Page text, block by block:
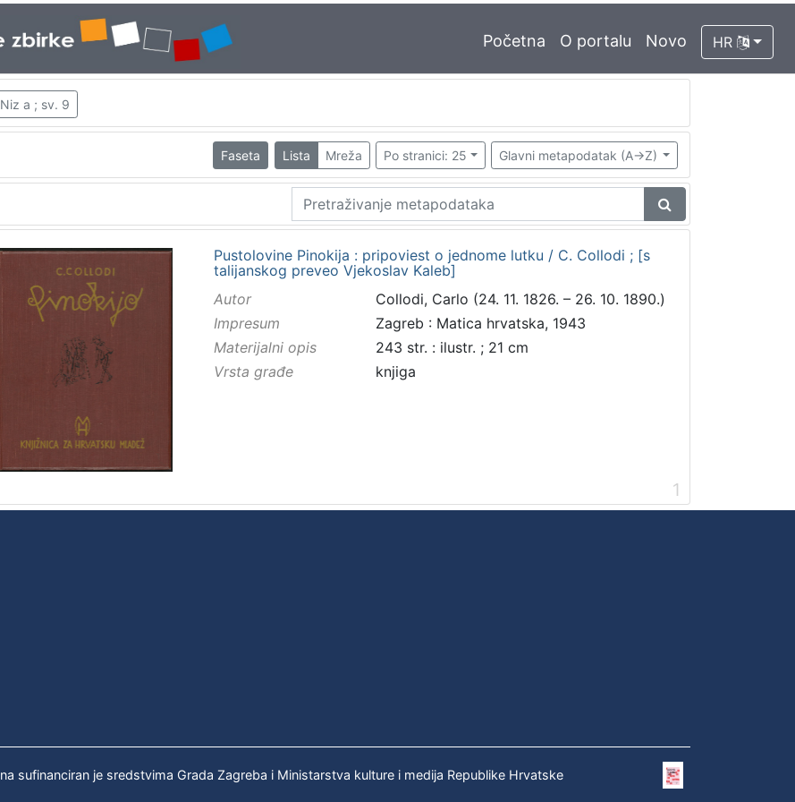
Početna O portalu Novo HR
a ; sv. 9
Faseta Lista Mreža Po stranici: 25 Glavni metapodatak (A->Z)
Pustolovine Pinokija : pripoviest o jednome lutku / C. Collodi ; [s
talijanskog preveo Vjekoslav Kaleb]
Autor
Collodi, Carlo (24. 11. 1826. – 26. 10. 1890.)
Impresum
Zagreb : Matica hrvatska, 1943
Materijalni opis
243 str. : ilustr. ; 21 cm
Vrsta građe
knjiga
1
sufinanciran je sredstvima Grada Zagreba i Ministarstva kulture i medija Republike Hrvatske